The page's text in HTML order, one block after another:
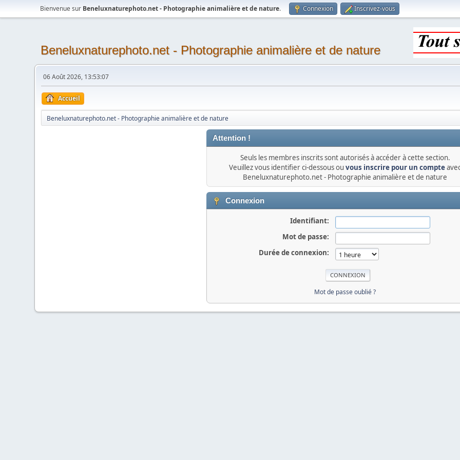
Bienvenue sur Beneluxnaturephoto.net - Photographie animalière et de nature. Connexion Inscrivez-vous
Beneluxnaturephoto.net - Photographie animalière et de nature
06 Août 2026, 13:53:07
Accueil
Beneluxnaturephoto.net - Photographie animalière et de nature
Attention !
Seuls les membres inscrits sont autorisés à accéder à cette section.
Veuillez vous identifier ci-dessous ou vous inscrire pour un compte
Beneluxnaturephoto.net - Photographie animalière et de nature
Connexion
Identifiant:
Mot de passe:
Durée de connexion:
Mot de passe oublié ?